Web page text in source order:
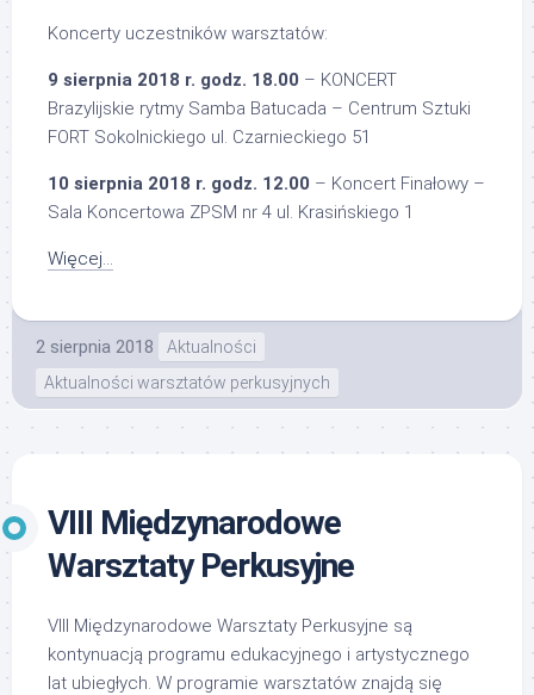
Koncerty uczestników warsztatów:
9 sierpnia 2018 r. godz. 18.00 – KONCERT
Brazylijskie rytmy Samba Batucada – Centrum Sztuki
FORT Sokolnickiego ul. Czarnieckiego 51
10 sierpnia 2018 r. godz. 12.00 – Koncert Finałowy –
Sala Koncertowa ZPSM nr 4 ul. Krasińskiego 1
Więcej…
2 sierpnia 2018
Aktualności
Aktualności warsztatów perkusyjnych
VIII Międzynarodowe
Warsztaty Perkusyjne
VIII Międzynarodowe Warsztaty Perkusyjne są
kontynuacją programu edukacyjnego i artystycznego
lat ubiegłych. W programie warsztatów znajdą się